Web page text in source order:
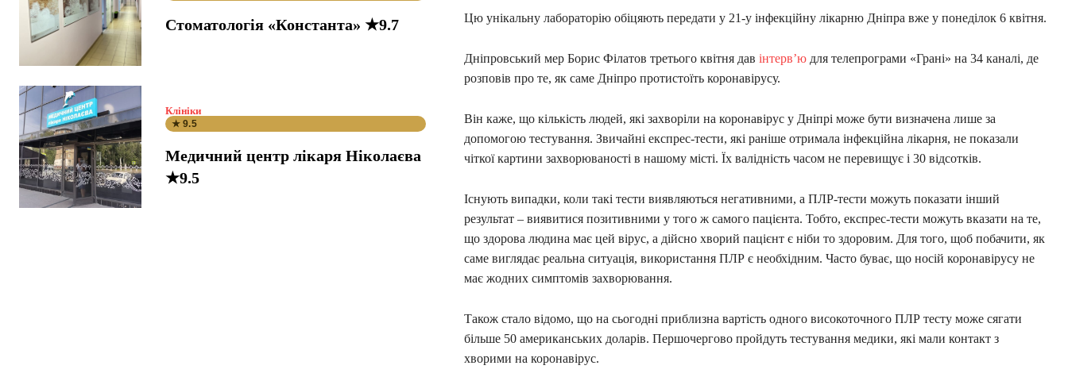
Стоматологія «Константа» ★9.7
Клініки
★ 9.5
Медичний центр лікаря Ніколаєва
★9.5
Цю унікальну лабораторію обіцяють передати у 21-у інфекційну лікарню Дніпра вже у понеділок 6 квітня.
Дніпровський мер Борис Філатов третього квітня дав інтерв’ю для телепрограми «Грані» на 34 каналі, де
розповів про те, як саме Дніпро протистоїть коронавірусу.
Він каже, що кількість людей, які захворіли на коронавірус у Дніпрі може бути визначена лише за
допомогою тестування. Звичайні експрес-тести, які раніше отримала інфекційна лікарня, не показали
чіткої картини захворюваності в нашому місті. Їх валідність часом не перевищує і 30 відсотків.
Існують випадки, коли такі тести виявляються негативними, а ПЛР-тести можуть показати інший
результат – виявитися позитивними у того ж самого пацієнта. Тобто, експрес-тести можуть вказати на те,
що здорова людина має цей вірус, а дійсно хворий пацієнт є ніби то здоровим. Для того, щоб побачити, як
саме виглядає реальна ситуація, використання ПЛР є необхідним. Часто буває, що носій коронавірусу не
має жодних симптомів захворювання.
Також стало відомо, що на сьогодні приблизна вартість одного високоточного ПЛР тесту може сягати
більше 50 американських доларів. Першочергово пройдуть тестування медики, які мали контакт з
хворими на коронавірус.